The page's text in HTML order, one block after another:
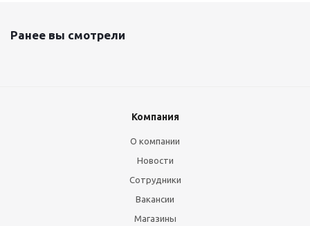
Ранее вы смотрели
Компания
О компании
Новости
Сотрудники
Вакансии
Магазины